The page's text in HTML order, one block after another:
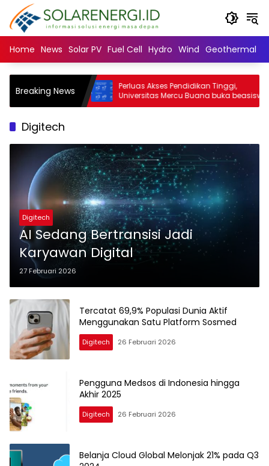
Langsung
konten
Home News Solar PV Fuel Cell Hydro Wind Geothermal
Breaking News
Suplai
Halal
Perluas Akses Pendidikan Tinggi,
Universitas Mercu Buana buka beasiswa
SNBT 2026
Digitech
Digitech
AI Sedang Bertransisi Jadi
Karyawan Digital
27 Februari 2026
Tercatat 69,9% Populasi Dunia Aktif
Menggunakan Satu Platform Sosmed
Digitech 26 Februari 2026
Pengguna Medsos di Indonesia hingga
Akhir 2025
Digitech 26 Februari 2026
Belanja Cloud Global Melonjak 21% pada Q3